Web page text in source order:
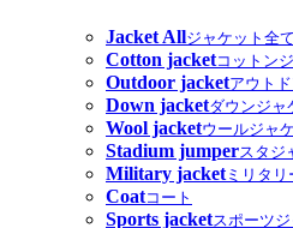
Jacket Allジャケット全て
Cotton jacketコットン
Outdoor jacketアウト
Down jacketダウンジャ
Wool jacketウールジャ
Stadium jumperスタジ
Military jacketミリタリ
Coatコート
Sports jacketスポーツジ